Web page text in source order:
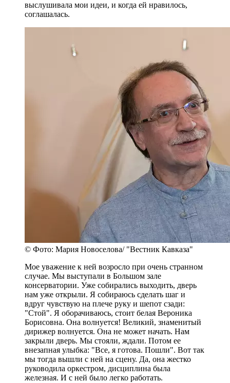
выслушивала мои идеи, и когда ей нравилось,
соглашалась.
© Фото: Мария Новоселова/ "Вестник Кавказа"
Мое уважение к ней возросло при очень странном
случае. Мы выступали в Большом зале
консерватории. Уже собирались выходить, дверь
нам уже открыли. Я собираюсь сделать шаг и
вдруг чувствую на плече руку и шепот сзади:
"Стой". Я оборачиваюсь, стоит белая Вероника
Борисовна. Она волнуется! Великий, знаменитый
дирижер волнуется. Она не может начать. Нам
закрыли дверь. Мы стояли, ждали. Потом ее
внезапная улыбка: "Все, я готова. Пошли". Вот так
мы тогда вышли с ней на сцену. Да, она жестко
руководила оркестром, дисциплина была
железная. И с ней было легко работать.